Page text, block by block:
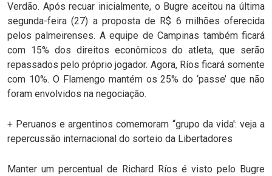
Verdão. Após recuar inicialmente, o Bugre aceitou na última
segunda-feira (27) a proposta de R$ 6 milhões oferecida
pelos palmeirenses. A equipe de Campinas também ficará
com 15% dos direitos econômicos do atleta, que serão
repassados pelo próprio jogador. Agora, Ríos ficará somente
com 10%. O Flamengo mantém os 25% do ‘passe’ que não
foram envolvidos na negociação.
+ Peruanos e argentinos comemoram “grupo da vida': veja a
repercussão internacional do sorteio da Libertadores
Manter um percentual de Richard Ríos é visto pelo Bugre